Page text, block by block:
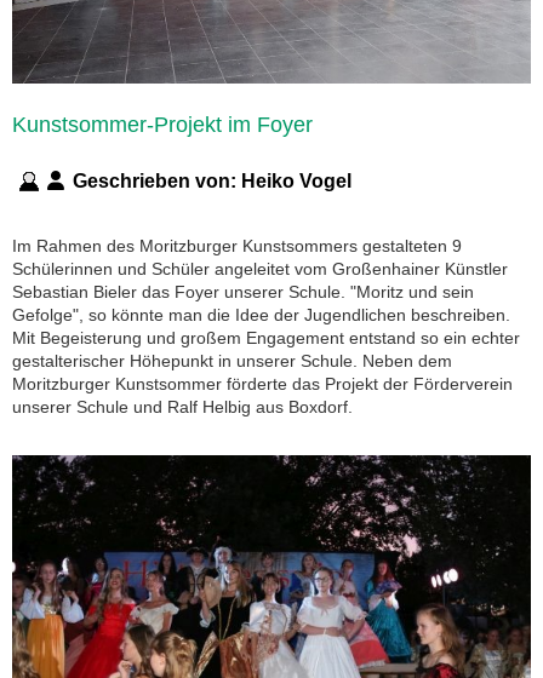
Kunstsommer-Projekt im Foyer
Geschrieben von: Heiko Vogel
Im Rahmen des Moritzburger Kunstsommers gestalteten 9
Schülerinnen und Schüler angeleitet vom Großenhainer Künstler
Sebastian Bieler das Foyer unserer Schule. "Moritz und sein
Gefolge", so könnte man die Idee der Jugendlichen beschreiben.
Mit Begeisterung und großem Engagement entstand so ein echter
gestalterischer Höhepunkt in unserer Schule. Neben dem
Moritzburger Kunstsommer förderte das Projekt der Förderverein
unserer Schule und Ralf Helbig aus Boxdorf.